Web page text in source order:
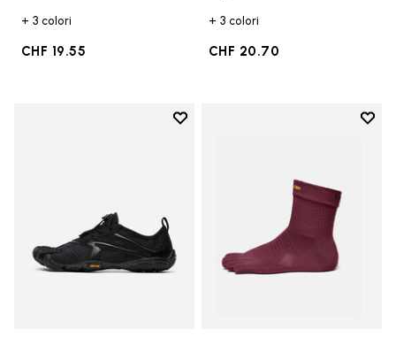
+ 3 colori
CHF 19.55
+ 3 colori
CHF 20.70
Add to wishlist
Add